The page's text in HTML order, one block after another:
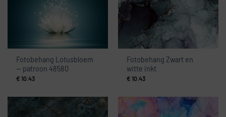
Fotobehang Lotusbloem
— patroon 48580
€ 10.43
Fotobehang Zwart en
witte inkt
€ 10.43